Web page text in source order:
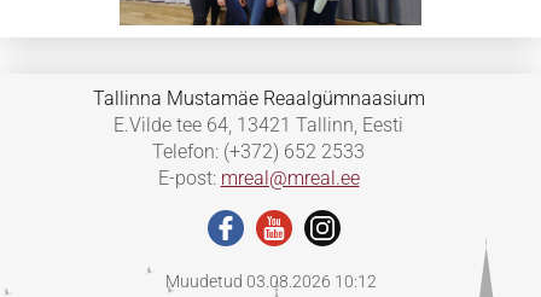
Tallinna Mustamäe Reaalgümnaasium
E.Vilde tee 64, 13421 Tallinn, Eesti
Telefon: (+372) 652 2533
E-post: mreal@mreal.ee
Muudetud 03.08.2026 10:12